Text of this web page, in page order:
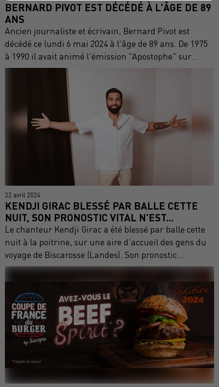
BERNARD PIVOT EST DÉCÉDÉ À L'ÂGE DE 89
ANS
Ancien journaliste et écrivain, Bernard Pivot est
décédé ce lundi 6 mai 2024 à l'âge de 89 ans. De 1975
à 1990 il avait animé l'émission "Apostophe" sur...
22 avril 2024
KENDJI GIRAC BLESSÉ PAR BALLE CETTE
NUIT, SON PRONOSTIC VITAL N'EST...
Le chanteur Kendji Girac a été blessé par balle cette
nuit à la poitrine, sur une aire d'accueil des gens du
voyage de Biscarosse (Landes). Son pronostic...